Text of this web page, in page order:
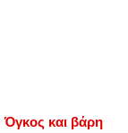
Όγκος και βάρη